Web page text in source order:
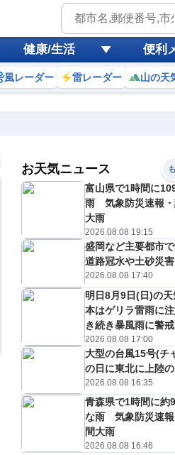
健康/生活 便利
風レーダー 雷レーダー 山の天
13
ミリ
℃
m/s
14
0 ミリ
35℃
1 m/s
15
0ミリ
35
1 m/s
お天気ニュース
富山県で1時間に
雨 気象防災速報・
大雨
2026.08.08 19:15
盛岡など主要都市
道路冠水や土砂災
2026.08.08 17:40
明日8月9日(日)の
本はゲリラ雷雨に
き続き暴風雨に警戒
2026.08.08 17:00
大型の台風15号(
の日に東北に上陸
2026.08.08 16:35
青森県で1時間に約
な雨 気象防災速報
間大雨
2026.08.08 16:46